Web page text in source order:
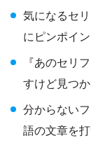
気になるセ
にピンポイ
『あのセリ
すけど見つ
分からない
語の文章を